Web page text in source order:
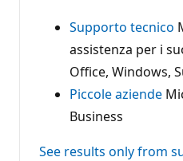
Supporto tecnico
assistenza per i
Office, Windows,
Piccole aziende
Business
See results only from